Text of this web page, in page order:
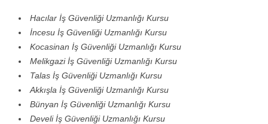
Hacılar İş Güvenliği Uzmanlığı Kursu
İncesu İş Güvenliği Uzmanlığı Kursu
Kocasinan İş Güvenliği Uzmanlığı Kursu
Melikgazi İş Güvenliği Uzmanlığı Kursu
Talas İş Güvenliği Uzmanlığı Kursu
Akkışla İş Güvenliği Uzmanlığı Kursu
Bünyan İş Güvenliği Uzmanlığı Kursu
Develi İş Güvenliği Uzmanlığı Kursu